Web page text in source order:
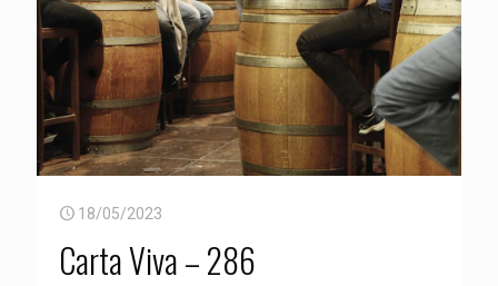
18/05/2023
Carta Viva – 286